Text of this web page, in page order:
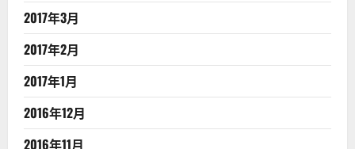
2017年3月
2017年2月
2017年1月
2016年12月
2016年11月